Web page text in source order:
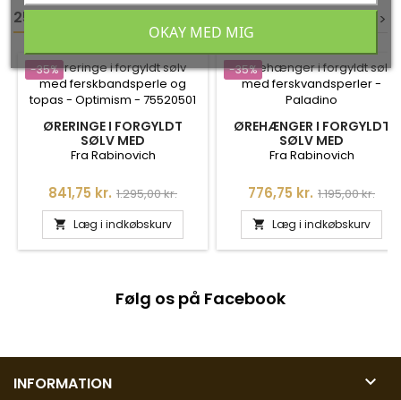
25 ANDRE VARER I DEN SAMME KATEGORI: >
-35%
ØRERINGE I FORGYLDT
SØLV MED
FERSKBANDSPERLE OG
Fra Rabinovich
Pris
841,75 kr. Normalpris
1.295,00 kr.
 Læg i indkøbskurv
-35%
ØREHÆNGER I FORGYLDT
SØLV MED
FERSKVANDSPERLER -
Fra Rabinovich
Pris
776,75 kr. Normalpris
1.195,00 kr.
 Læg i indkøbskurv
Følg os på Facebook
INFORMATION 
OKAY MED MIG